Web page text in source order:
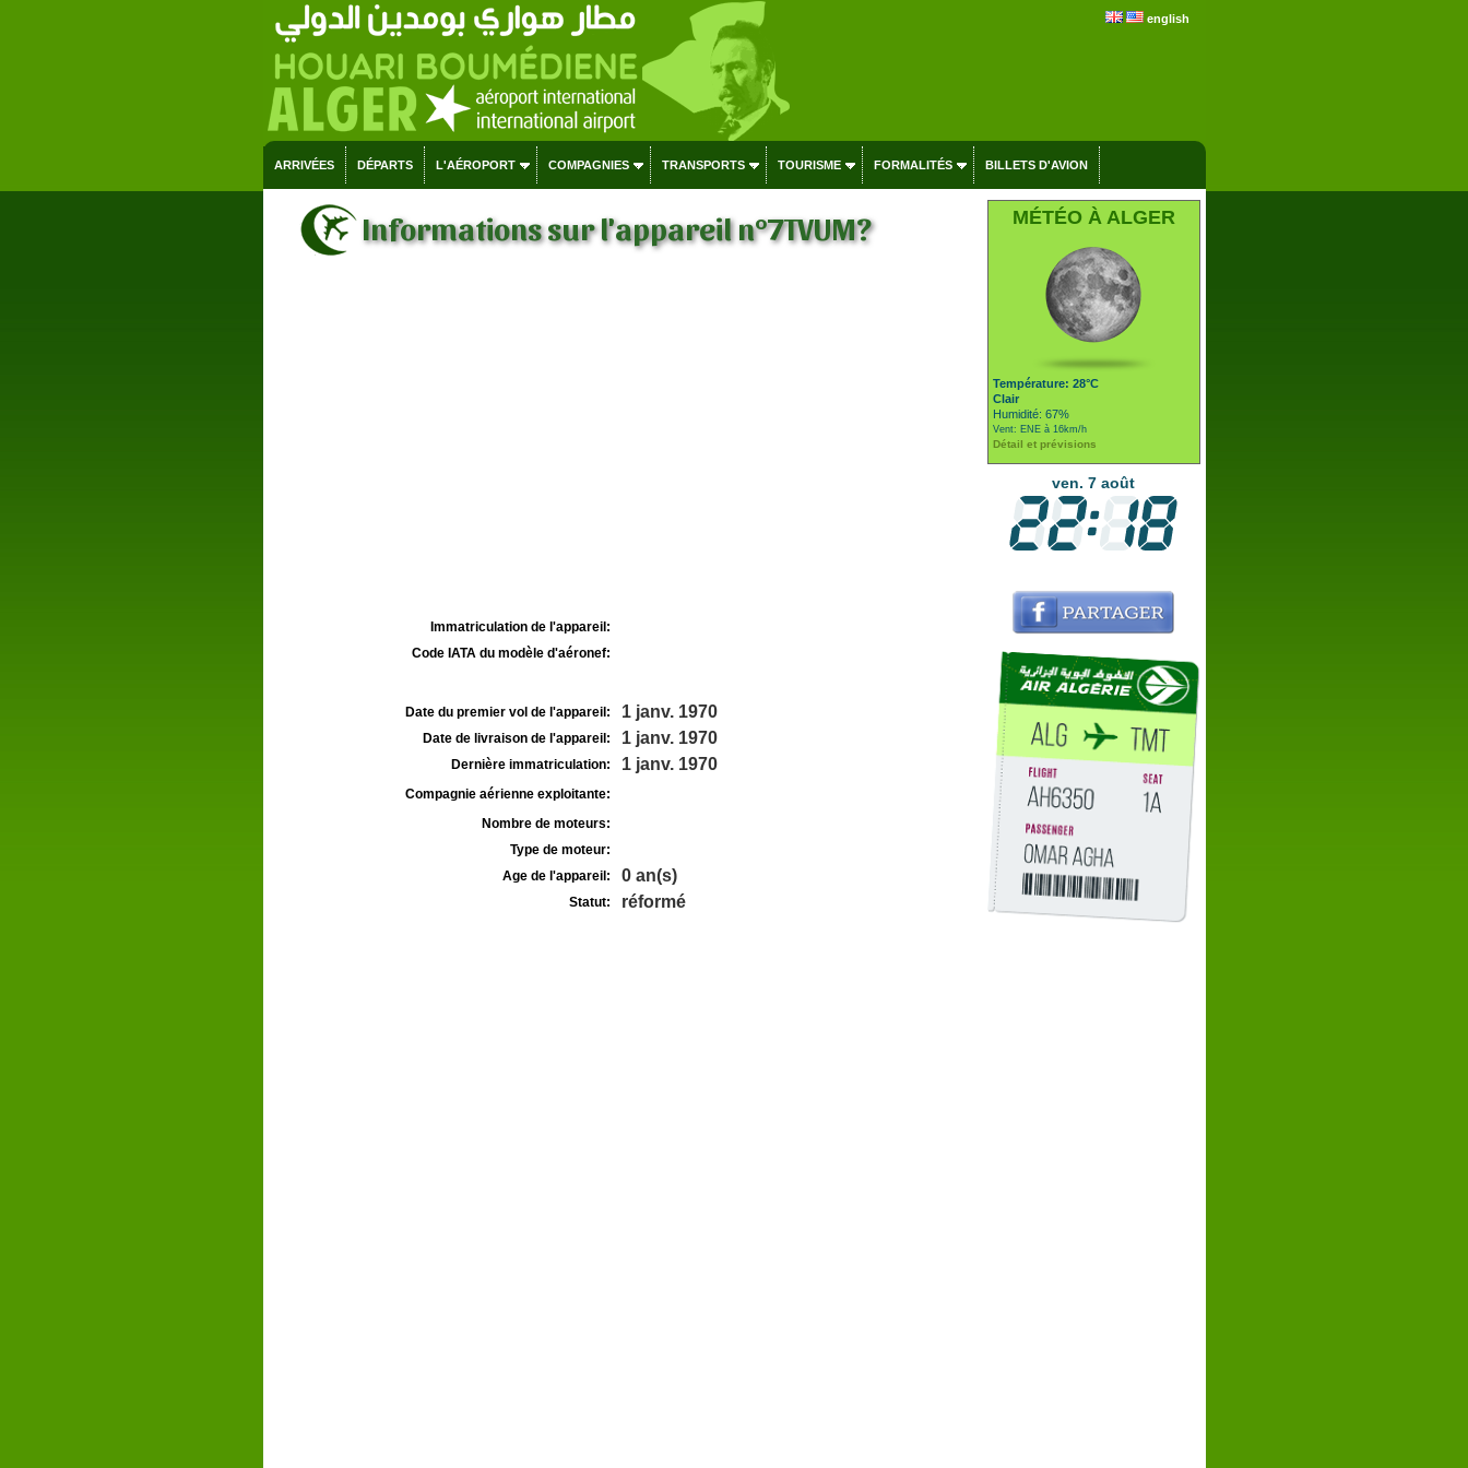
english
ARRIVÉES DÉPARTS L'AÉROPORT COMPAGNIES TRANSPORTS TOURISME FORMALITÉS BILLETS D'AVION
Informations sur l'appareil n°7TVUM?
Immatriculation de l'appareil:
Code IATA du modèle d'aéronef:
Date du premier vol de l'appareil: 1 janv. 1970
Date de livraison de l'appareil: 1 janv. 1970
Dernière immatriculation: 1 janv. 1970
Compagnie aérienne exploitante:
Nombre de moteurs:
Type de moteur:
Age de l'appareil:
0 an(s)
Statut: réformé
MÉTÉO À ALGER
Température: 28°C
Clair
Humidité: 67%
Vent: ENE à 16km/h
Détail et prévisions
ven. 7 août